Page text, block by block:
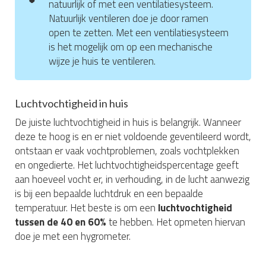
natuurlijk of met een ventilatiesysteem.
Natuurlijk ventileren doe je door ramen
open te zetten. Met een ventilatiesysteem
is het mogelijk om op een mechanische
wijze je huis te ventileren.
Luchtvochtigheid in huis
De juiste luchtvochtigheid in huis is belangrijk. Wanneer
deze te hoog is en er niet voldoende geventileerd wordt,
ontstaan er vaak vochtproblemen, zoals vochtplekken
en ongedierte. Het luchtvochtigheidspercentage geeft
aan hoeveel vocht er, in verhouding, in de lucht aanwezig
is bij een bepaalde luchtdruk en een bepaalde
temperatuur. Het beste is om een luchtvochtigheid
tussen de 40 en 60%te hebben. Het opmeten hiervan
doe je met een hygrometer.